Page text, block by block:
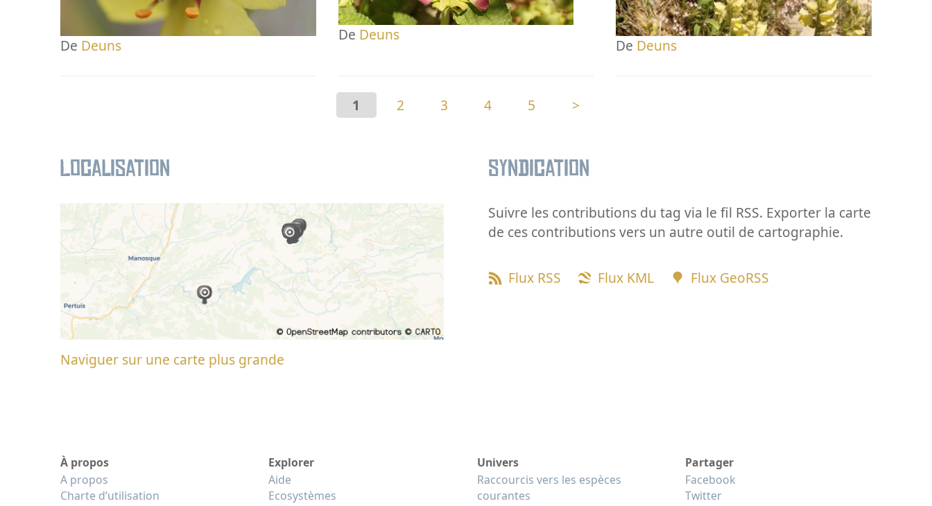
De Deuns
De Deuns
De Deuns
1 2 3 4 5 >
Localisation
Naviguer sur une carte plus grande
Syndication
Suivre les contributions du tag via le fil RSS. Exporter la carte
de ces contributions vers un autre outil de cartographie.
Flux RSS Flux KML Flux GeoRSS
À propos
A propos
Charte d’utilisation
Explorer
Aide
Ecosystèmes
Univers
Raccourcis vers les espèces
courantes
Partager
Facebook
Twitter